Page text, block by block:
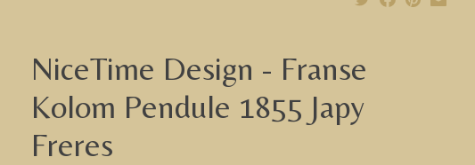
NiceTime Design - Franse
Kolom Pendule 1855 Japy
Freres